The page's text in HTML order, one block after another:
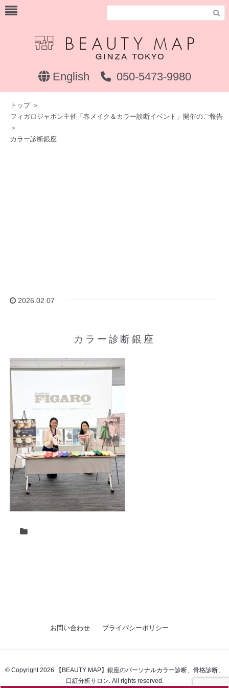

English 050-5473-9980
トップ＞
フィガロジャポン主催「春メイク＆カラー診断イベント」開催のご報告
＞
カラー診断銀座
2026.02.07
カラー診断銀座
お問い合わせ プライバシーポリシー
© Copyright 2026 【BEAUTY MAP】銀座のパーソナルカラー診断、骨格診断、
口紅分析サロン. All rights reserved.